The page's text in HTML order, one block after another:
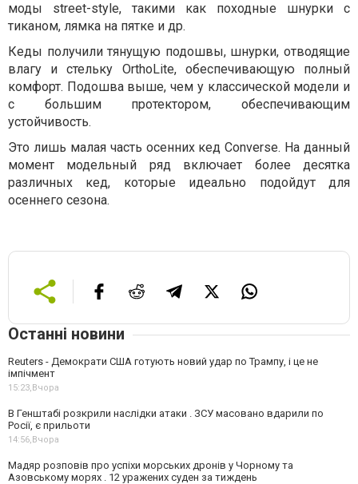
моды street-style, такими как походные шнурки с
тиканом, лямка на пятке и др.
Кеды получили тянущую подошвы, шнурки, отводящие
влагу и стельку OrthoLite, обеспечивающую полный
комфорт. Подошва выше, чем у классической модели и
с большим протектором, обеспечивающим
устойчивость.
Это лишь малая часть осенних кед Converse. На данный
момент модельный ряд включает более десятка
различных кед, которые идеально подойдут для
осеннего сезона.
Останні новини
Reuters - Демократи США готують новий удар по Трампу, і це не
імпічмент
15:23,Вчора
В Генштабі розкрили наслідки атаки . ЗСУ масовано вдарили по
Росії, є прильоти
14:56,Вчора
Мадяр розповів про успіхи морських дронів у Чорному та
Азовському морях . 12 уражених суден за тиждень